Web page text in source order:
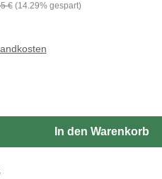
€ (14.29% gespart)
In den Warenkorb